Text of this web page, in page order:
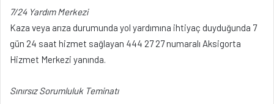
7/24 Yardım Merkezi
Kaza veya arıza durumunda yol yardımına ihtiyaç duyduğunda 7
gün 24 saat hizmet sağlayan 444 27 27 numaralı Aksigorta
Hizmet Merkezi yanında.
Sınırsız Sorumluluk Teminatı